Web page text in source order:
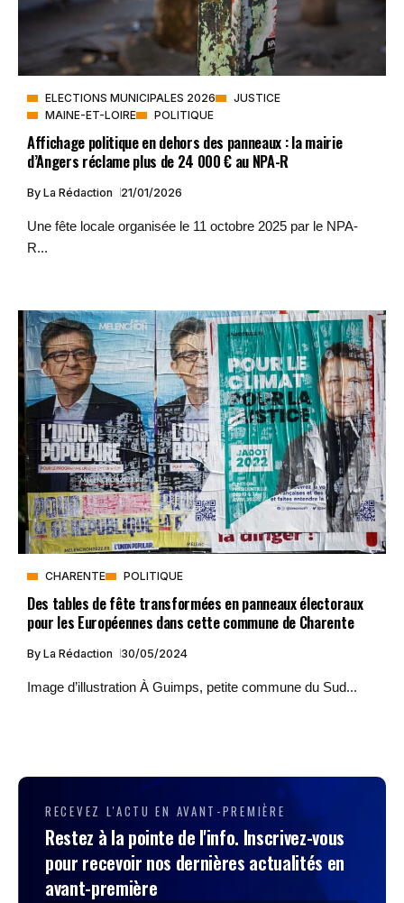
ELECTIONS MUNICIPALES 2026
JUSTICE
MAINE-ET-LOIRE
POLITIQUE
Affichage politique en dehors des panneaux : la mairie
d’Angers réclame plus de 24 000 € au NPA-R
By La Rédaction 21/01/2026
Une fête locale organisée le 11 octobre 2025 par le NPA-
R...
CHARENTE POLITIQUE
Des tables de fête transformées en panneaux électoraux
pour les Européennes dans cette commune de Charente
By La Rédaction 30/05/2024
Image d’illustration À Guimps, petite commune du Sud...
RECEVEZ L'ACTU EN AVANT-PREMIÈRE
Restez à la pointe de l'info. Inscrivez-vous
pour recevoir nos dernières actualités en
avant-première